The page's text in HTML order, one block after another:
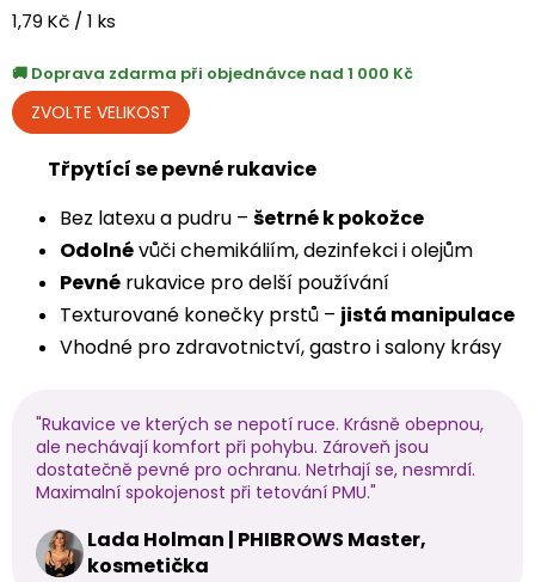
Měrná
1,79 Kč / 1 ks
Doprava zdarma při objednávce nad 1 000 Kč
Třpytící se pevné rukavice
Bez latexu a pudru – šetrné k pokožce
Odolnévůči chemikáliím, dezinfekci i olejům
Pevné rukavice pro delší používání
Texturované konečky prstů – jistá manipulace
Vhodné pro zdravotnictví, gastro i salony krásy
"Rukavice ve kterých se nepotí ruce. Krásně obepnou,
ale nechávají komfort při pohybu. Zároveň jsou
dostatečně pevné pro ochranu. Netrhají se, nesmrdí.
Maximalní spokojenost při tetování PMU."
Lada Holman | PHIBROWS Master,
kosmetička